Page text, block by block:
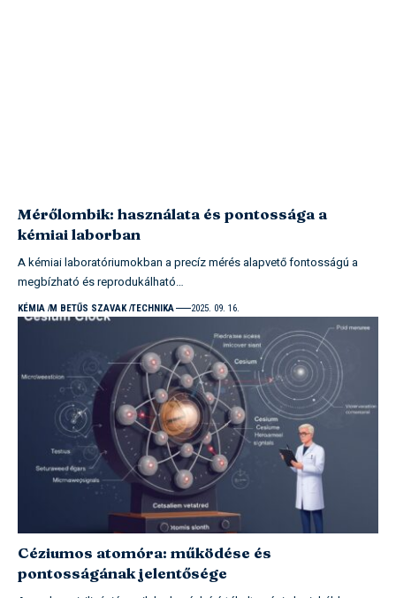
Mérőlombik: használata és pontossága a
kémiai laborban
A kémiai laboratóriumokban a precíz mérés alapvető fontosságú a
megbízható és reprodukálható…
KÉMIA M BETŰS SZAVAK TECHNIKA 2025. 09. 16.
Céziumos atomóra: működése és
pontosságának jelentősége